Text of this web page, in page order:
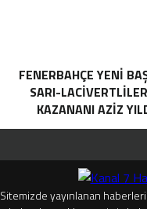
FENERBAHÇE YENI
SARI-
KAZANANI AZIZ
Sitemizde yayınlanan